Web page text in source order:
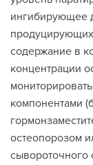
ингибирующее
продуцирующих
содержание в
концентрации
компонентами
остеопорозом
сывороточного